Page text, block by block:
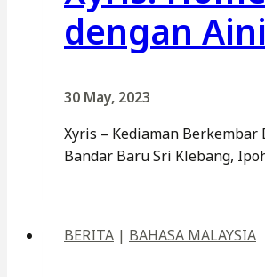
dengan Aini
30 May, 2023
Xyris – Kediaman Berkembar
Bandar Baru Sri Klebang,
BERITA | BAHASA MALAYSIA